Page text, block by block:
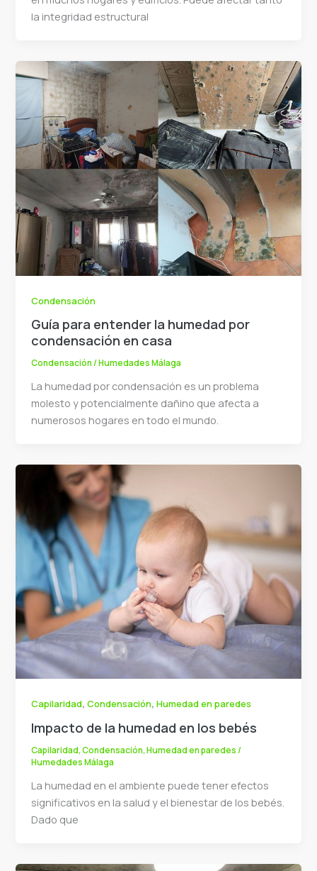
la integridad estructural
Condensación
Guía para entender la humedad por
condensación en casa
Condensación/Humedades Málaga
La humedad por condensación es un problema
molesto y potencialmente dañino que afecta a
numerosos hogares en todo el mundo.
Capilaridad,Condensación,Humedad en paredes
Impacto de la humedad en los bebés
Capilaridad,Condensación,Humedad en paredes/
Humedades Málaga
La humedad en el ambiente puede tener efectos
significativos en la salud y el bienestar de los bebés.
Dado que